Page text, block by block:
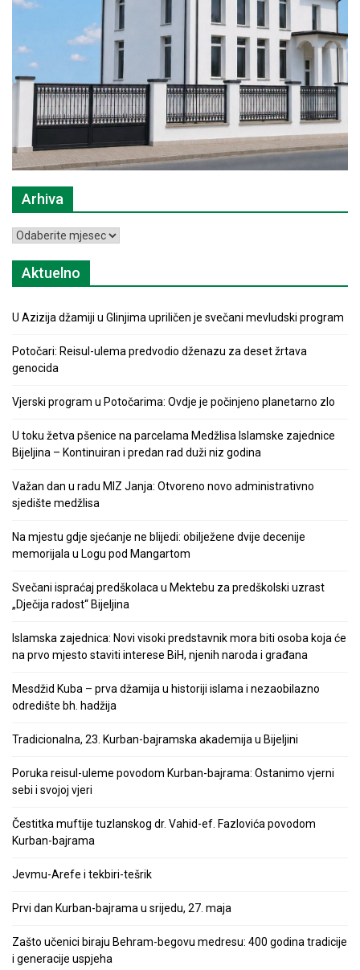
Arhiva
Arhiva
Aktuelno
U Azizija džamiji u Glinjima upriličen je svečani mevludski program
Potočari: Reisul-ulema predvodio dženazu za deset žrtava
genocida
Vjerski program u Potočarima: Ovdje je počinjeno planetarno zlo
U toku žetva pšenice na parcelama Medžlisa Islamske zajednice
Bijeljina – Kontinuiran i predan rad duži niz godina
Važan dan u radu MIZ Janja: Otvoreno novo administrativno
sjedište medžlisa
Na mjestu gdje sjećanje ne blijedi: obilježene dvije decenije
memorijala u Logu pod Mangartom
Svečani ispraćaj predškolaca u Mektebu za predškolski uzrast
„Dječija radost“ Bijeljina
Islamska zajednica: Novi visoki predstavnik mora biti osoba koja će
na prvo mjesto staviti interese BiH, njenih naroda i građana
Mesdžid Kuba – prva džamija u historiji islama i nezaobilazno
odredište bh. hadžija
Tradicionalna, 23. Kurban-bajramska akademija u Bijeljini
Poruka reisul-uleme povodom Kurban-bajrama: Ostanimo vjerni
sebi i svojoj vjeri
Čestitka muftije tuzlanskog dr. Vahid-ef. Fazlovića povodom
Kurban-bajrama
Jevmu-Arefe i tekbiri-tešrik
Prvi dan Kurban-bajrama u srijedu, 27. maja
Zašto učenici biraju Behram-begovu medresu: 400 godina tradicije
i generacije uspjeha